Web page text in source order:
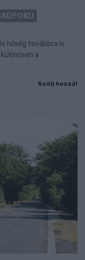
hőség továbbra is
a
Szólj hozzá!